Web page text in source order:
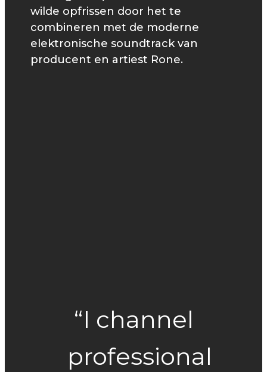
wilde opfrissen door het te
combineren met de moderne
elektronische soundtrack van
producent en artiest Rone.
“I channel
professional